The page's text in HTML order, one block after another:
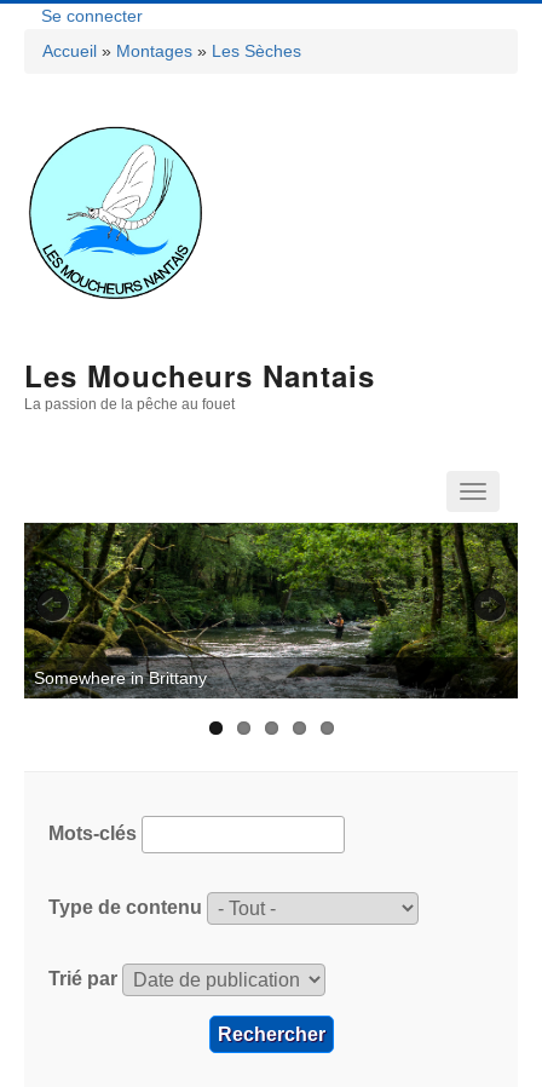
contenu
Menu
Compte
De
L'utilisateur
Se connecter
D'Ariane
Accueil Montages Les Sèches
Les Moucheurs Nantais
La passion de la pêche au fouet
Principale
Somewhere in Brittany
Previous Next
Mots-clés
Type de contenu
Trié par